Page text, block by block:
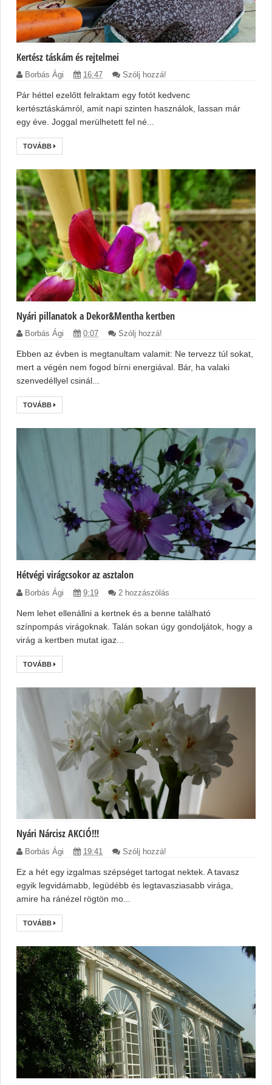
Kertész táskám és rejtelmei
Borbás Ági 16:47 Szólj hozzá!
Pár héttel ezelőtt felraktam egy fotót kedvenc
kertésztáskámról, amit napi szinten használok, lassan már
egy éve. Joggal merülhetett fel né...
TOVÁBB
Nyári pillanatok a Dekor&Mentha kertben
Borbás Ági 0:07 Szólj hozzá!
Ebben az évben is megtanultam valamit: Ne tervezz túl sokat,
mert a végén nem fogod bírni energiával. Bár, ha valaki
szenvedéllyel csinál...
TOVÁBB
Hétvégi virágcsokor az asztalon
Borbás Ági 9:19 2 hozzászólás
Nem lehet ellenállni a kertnek és a benne található
színpompás virágoknak. Talán sokan úgy gondoljátok, hogy a
virág a kertben mutat igaz...
TOVÁBB
Nyári Nárcisz AKCIÓ!!!
Borbás Ági 19:41 Szólj hozzá!
Ez a hét egy izgalmas szépséget tartogat nektek. A tavasz
egyik legvidámabb, legüdébb és legtavasziasabb virága,
amire ha ránézel rögtön mo...
TOVÁBB